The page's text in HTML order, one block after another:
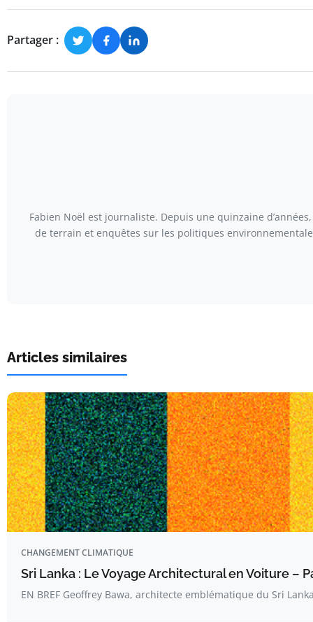
Partager :
Fabien Noël est journaliste. Depuis une quinzaine
de terrain et enquêtes sur les politiques
Articles similaires
CHANGEMENT CLIMATIQUE
Sri Lanka : Le Voyage Architectural en Voiture –
EN BREF Geoffrey Bawa, architecte emblématique du Sri